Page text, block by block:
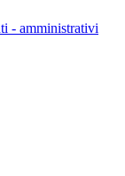
- amministrativi